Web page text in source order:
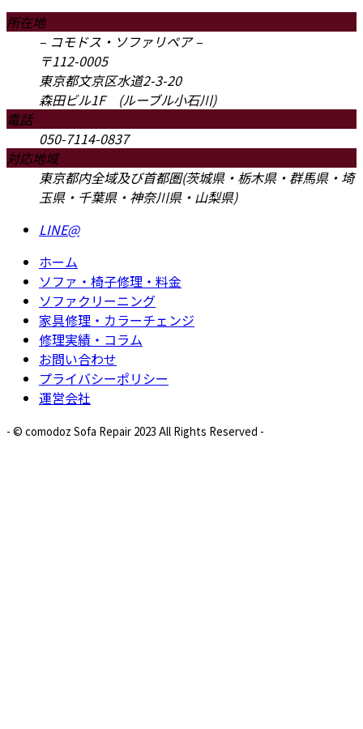
所在地
– コモドス・ソファリペア –
〒112-0005
東京都文京区水道2-3-20
森田ビル1F (ルーブル小石川)
電話
050-7114-0837
対応地域
東京都内全域及び首都圏(茨城県・栃木県・群馬県・埼
玉県・千葉県・神奈川県・山梨県)
LINE@
ホーム
ソファ・椅子修理・料金
ソファクリーニング
家具修理・カラーチェンジ
修理実績・コラム
お問い合わせ
プライバシーポリシー
運営会社
- © comodoz Sofa Repair 2023 All Rights Reserved -